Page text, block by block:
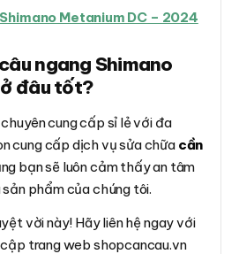
Metanium DC – 2024
ngang Shimano
đâu tốt?
cung cấp sỉ lẻ với đa
cung cấp dịch vụ sửa chữa cần
bạn sẽ luôn cảm thấy an tâm
phẩm của chúng tôi.
vời này! Hãy liên hệ ngay với
trang web shopcancau.vn